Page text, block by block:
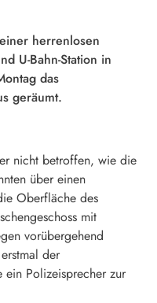
herrenlosen
U-Bahn-Station in
das
geräumt.
nicht betroffen, wie die
über einen
Oberfläche des
mit
vorübergehend
der
ein Polizeisprecher zur